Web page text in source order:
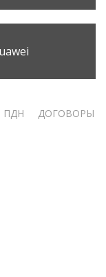
ПДН
ДОГОВОРЫ